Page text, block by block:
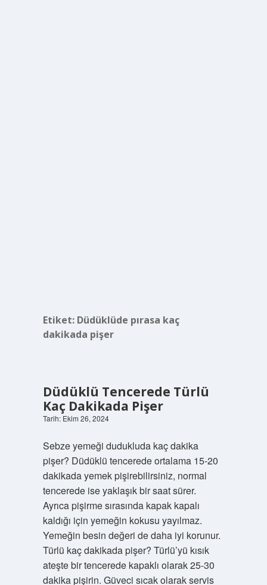
Etiket: Düdüklüde pırasa kaç
dakikada pişer
Düdüklü Tencerede Türlü
Kaç Dakikada Pişer
Tarih: Ekim 26, 2024
Sebze yemeği dudukluda kaç dakika
pişer? Düdüklü tencerede ortalama 15-20
dakikada yemek pişirebilirsiniz, normal
tencerede ise yaklaşık bir saat sürer.
Ayrıca pişirme sırasında kapak kapalı
kaldığı için yemeğin kokusu yayılmaz.
Yemeğin besin değeri de daha iyi korunur.
Türlü kaç dakikada pişer? Türlü’yü kısık
ateşte bir tencerede kapaklı olarak 25-30
dakika pişirin. Güveci sıcak olarak servis